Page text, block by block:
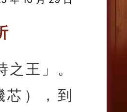
王」。
芯），到